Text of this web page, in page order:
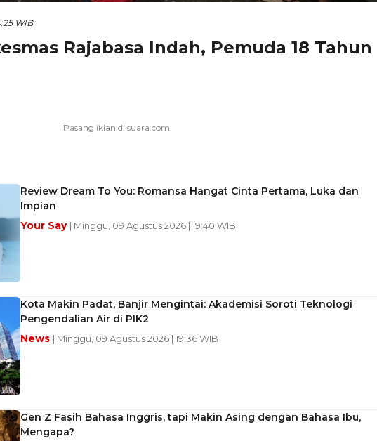
WIB
Rajabasa Indah, Pemuda 18 Tahun
Review Dream To You: Romansa Hangat Cinta Pertama, Luka dan
Impian
Your Say | Minggu, 09 Agustus 2026 | 19:40 WIB
Kota Makin Padat, Banjir Mengintai: Akademisi Soroti Teknologi
Pengendalian Air di PIK2
News | Minggu, 09 Agustus 2026 | 19:36 WIB
Gen Z Fasih Bahasa Inggris, tapi Makin Asing dengan Bahasa Ibu,
Mengapa?